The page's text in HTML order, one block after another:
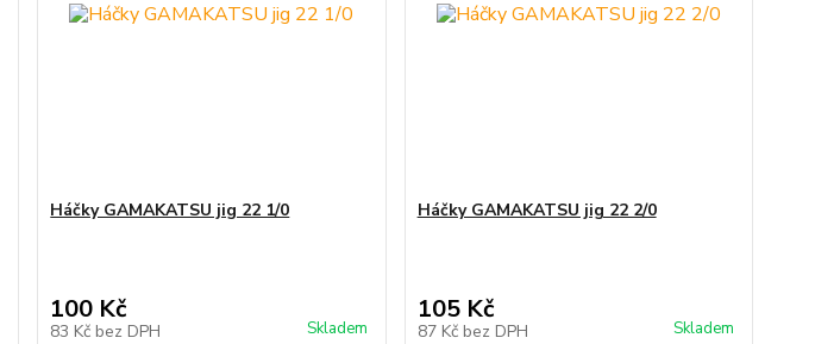
Háčky GAMAKATSU jig 22 1/0
100 Kč
83 Kč bez DPH Skladem
Háčky GAMAKATSU jig 22 2/0
105 Kč
87 Kč bez DPH Skladem